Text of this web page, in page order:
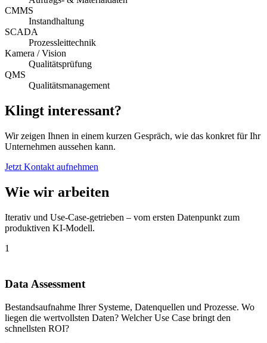
CMMS
Instandhaltung
SCADA
Prozessleittechnik
Kamera / Vision
Qualitätsprüfung
QMS
Qualitätsmanagement
Klingt interessant?
Wir zeigen Ihnen in einem kurzen Gespräch, wie das konkret für Ihr
Unternehmen aussehen kann.
Jetzt Kontakt aufnehmen
Wie wir arbeiten
Iterativ und Use-Case-getrieben – vom ersten Datenpunkt zum
produktiven KI-Modell.
1
Data Assessment
Bestandsaufnahme Ihrer Systeme, Datenquellen und Prozesse. Wo
liegen die wertvollsten Daten? Welcher Use Case bringt den
schnellsten ROI?